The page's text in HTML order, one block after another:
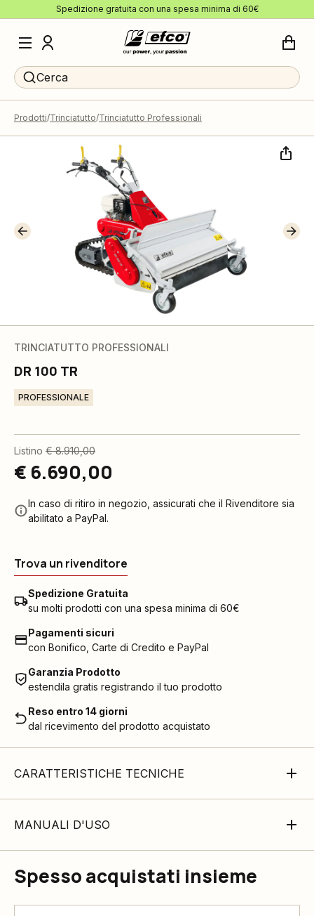
Spedizione gratuita con una spesa minima di 60€
Cerca
Prodotti Trinciatutto Trinciatutto Professionali
TRINCIATUTTO PROFESSIONALI
DR 100 TR
PROFESSIONALE
Listino € 8.910,00
€ 6.690,00
In caso di ritiro in negozio, assicurati che il Rivenditore sia
abilitato a PayPal.
Trova un rivenditore
Spedizione Gratuita
su molti prodotti con una spesa minima di 60€
Pagamenti sicuri
con Bonifico, Carte di Credito e PayPal
Garanzia Prodotto
estendila gratis registrando il tuo prodotto
Reso entro 14 giorni
dal ricevimento del prodotto acquistato
CARATTERISTICHE TECNICHE
MANUALI D'USO
Spesso acquistati insieme